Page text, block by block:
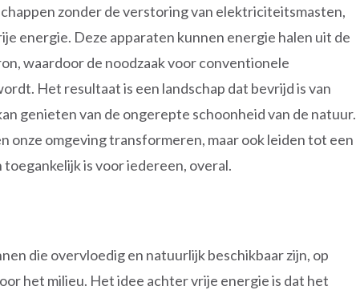
zonder de verstoring van elektriciteitsmasten,
energie. Deze apparaten kunnen energie halen uit de
waardoor de noodzaak voor conventionele
Het resultaat is een landschap dat bevrijd is van
genieten van de ongerepte schoonheid van de natuur.
onze omgeving transformeren, maar ook leiden tot een
is voor iedereen, overal.
die overvloedig en natuurlijk beschikbaar zijn, op
het milieu. Het idee achter vrije energie is dat het